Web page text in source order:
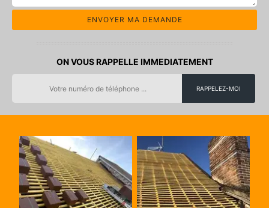
ON VOUS RAPPELLE IMMEDIATEMENT